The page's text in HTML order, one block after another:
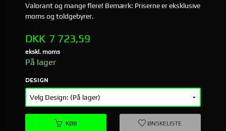
Valorant og mange flere! Bemærk: Priserne er eksklusive
moms og toldgebyrer.
Pris
DKK 7 723,59
ekskl. moms
På lager
DESIGN
KØB ØNSKELISTE